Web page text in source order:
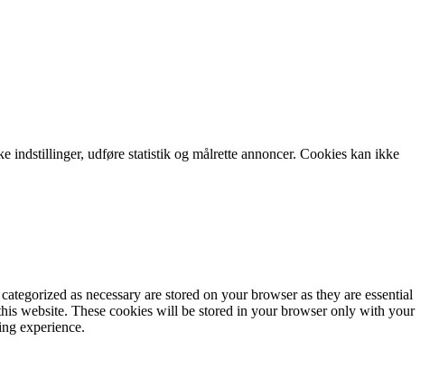
indstillinger, udføre statistik og målrette annoncer. Cookies kan ikke
as necessary are stored on your browser as they are essential
website. These cookies will be stored in your browser only with your
experience.